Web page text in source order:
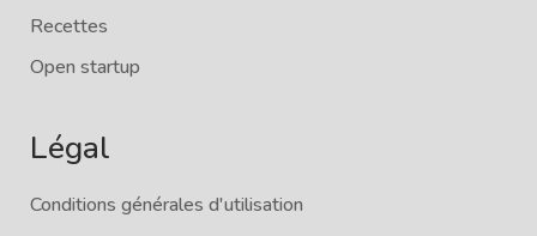
Recettes
Open startup
Légal
Conditions générales d'utilisation